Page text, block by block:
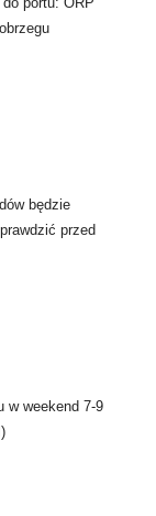
będzie
przed
w weekend 7-9